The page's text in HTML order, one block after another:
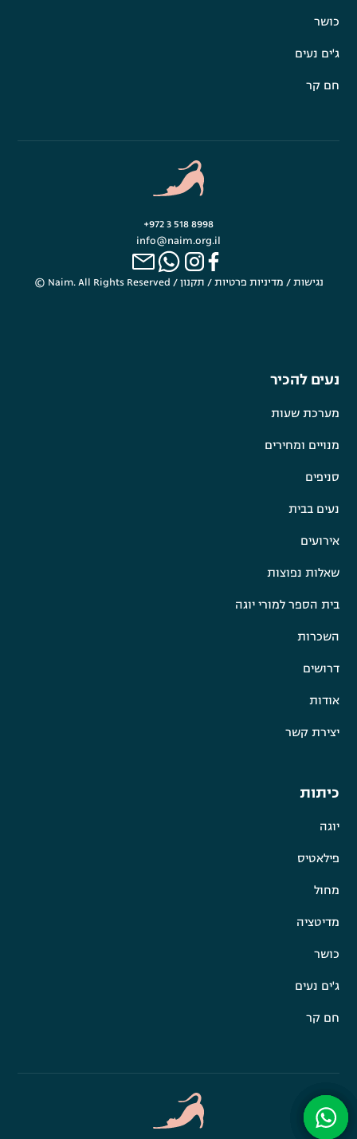
כושר
ג'ים נעים
חם קר
+972 3 518 8998
info@naim.org.il
© Naim. All Rights Reserved / נגישות/ מדיניות פרטיות/ תקנון
נעים להכיר
מערכת שעות
מנויים ומחירים
סניפים
נעים בבית
אירועים
שאלות נפוצות
בית הספר למורי יוגה
השכרות
דרושים
אודות
יצירת קשר
כיתות
יוגה
פילאטיס
מחול
מדיטציה
כושר
ג'ים נעים
חם קר